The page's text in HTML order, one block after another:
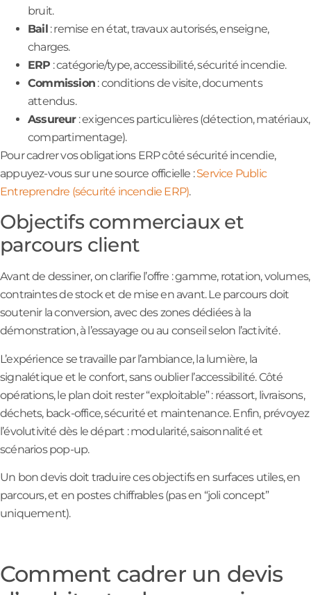
bruit.
Bail: remise en état, travaux autorisés, enseigne,
charges.
ERP : catégorie/type, accessibilité, sécurité incendie.
Commission : conditions de visite, documents
attendus.
Assureur: exigences particulières (détection, matériaux,
compartimentage).
Pour cadrer vos obligations ERP côté sécurité incendie,
appuyez-vous sur une source officielle :Service Public
Entreprendre (sécurité incendie ERP).
Objectifs commerciaux et
parcours client
Avant de dessiner, on clarifie l’offre : gamme, rotation, volumes,
contraintes de stock et de mise en avant. Le parcours doit
soutenir la conversion, avec des zones dédiées à la
démonstration, à l’essayage ou au conseil selon l’activité.
L’expérience se travaille par l’ambiance, la lumière, la
signalétique et le confort, sans oublier l’accessibilité. Côté
opérations, le plan doit rester “exploitable” : réassort, livraisons,
déchets, back-office, sécurité et maintenance. Enfin, prévoyez
l’évolutivité dès le départ : modularité, saisonnalité et
scénarios pop-up.
Un bon devis doit traduire ces objectifs en surfaces utiles, en
parcours, et en postes chiffrables (pas en “joli concept”
uniquement).
Comment cadrer un devis